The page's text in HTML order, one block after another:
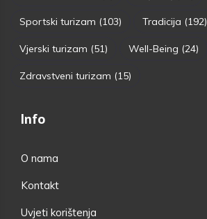
Sportski turizam (103) Tradicija (192)
Vjerski turizam (51) Well-Being (24)
Zdravstveni turizam (15)
Info
O nama
Kontakt
Uvjeti korištenja